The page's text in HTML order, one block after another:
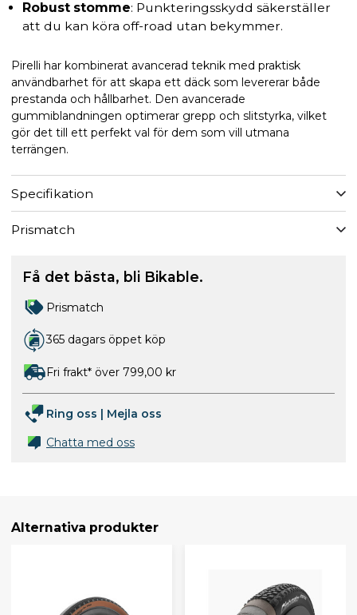
Robust stomme: Punkteringsskydd säkerställer
att du kan köra off-road utan bekymmer.
Pirelli har kombinerat avancerad teknik med praktisk
användbarhet för att skapa ett däck som levererar både
prestanda och hållbarhet. Den avancerade
gummiblandningen optimerar grepp och slitstyrka, vilket
gör det till ett perfekt val för dem som vill utmana
terrängen.
Specifikation
Prismatch
Få det bästa, bli Bikable.
Prismatch
365 dagars öppet köp
Fri frakt* över 799,00 kr
Ring oss | Mejla oss
Chatta med oss
Alternativa produkter